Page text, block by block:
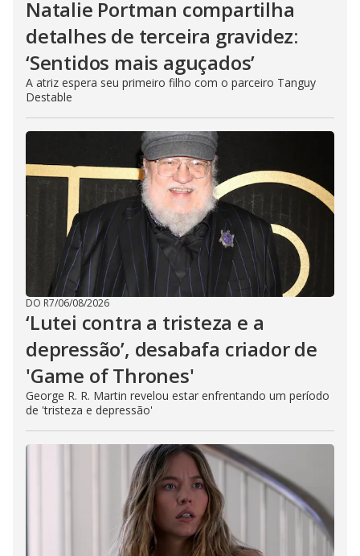
Natalie Portman compartilha
detalhes de terceira gravidez:
‘Sentidos mais aguçados’
A atriz espera seu primeiro filho com o parceiro Tanguy
Destable
DO R7/06/08/2026
‘Lutei contra a tristeza e a
depressão’, desabafa criador de
'Game of Thrones'
George R. R. Martin revelou estar enfrentando um período
de 'tristeza e depressão'